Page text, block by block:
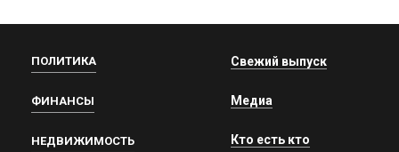
ПОЛИТИКА
ФИНАНСЫ
НЕДВИЖИМОСТЬ
Свежий выпуск
Медиа
Кто есть кто